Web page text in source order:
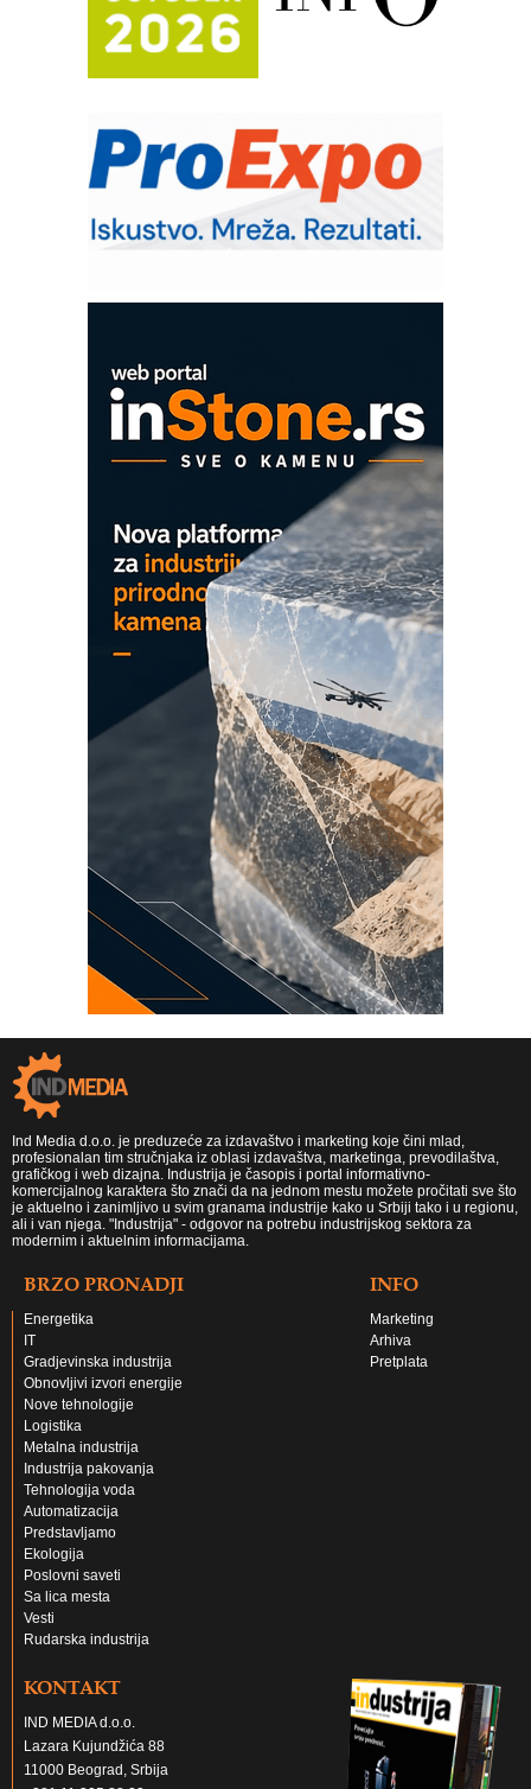
Potpuna efikasnost bez složenih
sistema
Trajna oznaka kao dugoročna korist
IB BLUMENAUER - više od 40 godina
poverenja u industriji
RMQ-TITAN ADVANCED INDICATOR
– Pametna signalizacija za efikasnije
upravljanje mašinama
era CNC merenja
Proizvodnja iC7 Hybrid 1500 VDC
mrežnog pretvarača sa tečnim
hlađenjem
COMBYPACK
EVOKS Maintenance Management
Ind Media d.o.o. je preduzeće za izdavaštvo i marketing koje čini mlad,
profesionalan tim stručnjaka iz oblasi izdavaštva, marketinga, prevodilaštva,
grafičkog i web dizajna. Industrija je časopis i portal informativno-
komercijalnog karaktera što znači da na jednom mestu možete pročitati sve što
je aktuelno i zanimljivo u svim granama industrije kako u Srbiji tako i u regionu,
ali i van njega. "Industrija" - odgovor na potrebu industrijskog sektora za
modernim i aktuelnim informacijama.
BRZO PRONADJI
Energetika
IT
Gradjevinska industrija
Obnovljivi izvori energije
Nove tehnologije
Logistika
Metalna industrija
Industrija pakovanja
Tehnologija voda
Automatizacija
Predstavljamo
Ekologija
Poslovni saveti
Sa lica mesta
Vesti
Rudarska industrija
INFO
Marketing
Arhiva
Pretplata
KONTAKT
IND MEDIA d.o.o.
Lazara Kujundžića 88
11000 Beograd, Srbija